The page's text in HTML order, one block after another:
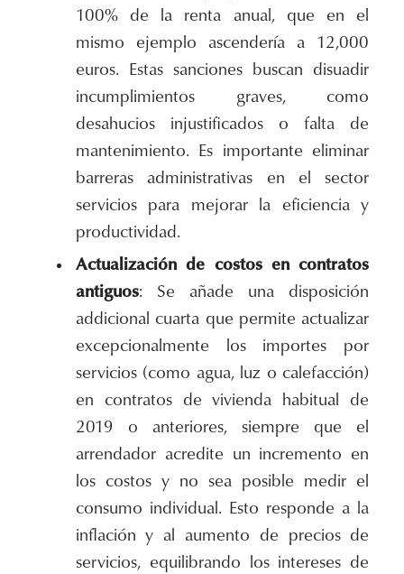
100% de la renta anual, que en el
mismo ejemplo ascendería a 12,000
euros. Estas sanciones buscan disuadir
incumplimientos graves, como
desahucios injustificados o falta de
mantenimiento. Es importante eliminar
barreras administrativas en el sector
servicios para mejorar la eficiencia y
productividad.
Actualización de costos en contratos
antiguos: Se añade una disposición
addicional cuarta que permite actualizar
excepcionalmente los importes por
servicios (como agua, luz o calefacción)
en contratos de vivienda habitual de
2019 o anteriores, siempre que el
arrendador acredite un incremento en
los costos y no sea posible medir el
consumo individual. Esto responde a la
inflación y al aumento de precios de
servicios, equilibrando los intereses de